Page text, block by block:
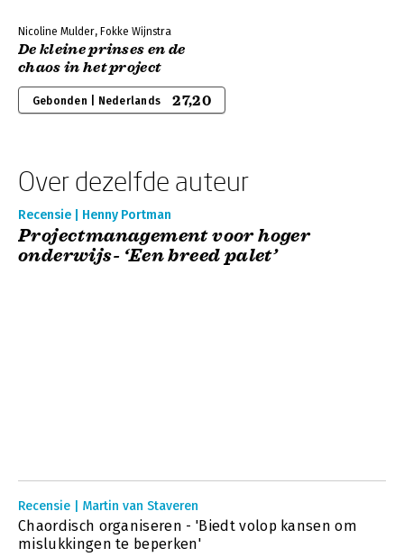
Nicoline Mulder, Fokke Wijnstra
De kleine prinses en de
chaos in het project
Gebonden | Nederlands 27,20
Over dezelfde auteur
Recensie | Henny Portman
Projectmanagement voor hoger
onderwijs- ‘Een breed palet’
Recensie | Martin van Staveren
Chaordisch organiseren - 'Biedt volop kansen om
mislukkingen te beperken'